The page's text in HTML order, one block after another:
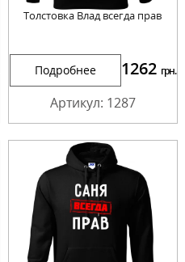
Толстовка Влад всегда прав
Подробнее 1262 грн.
Артикул: 1287